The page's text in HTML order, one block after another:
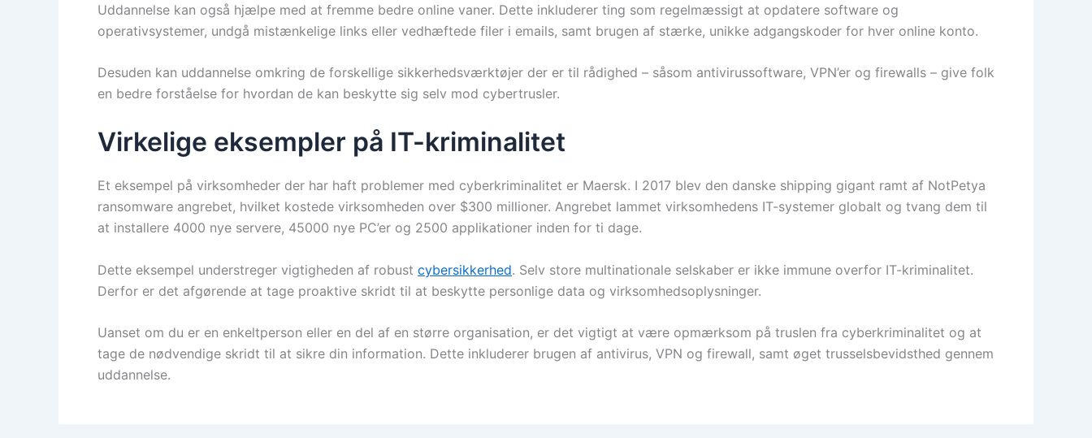
Uddannelse kan også hjælpe med at fremme bedre online vaner. Dette inkluderer ting som regelmæssigt at opdatere software og
operativsystemer, undgå mistænkelige links eller vedhæftede filer i emails, samt brugen af stærke, unikke adgangskoder for hver online konto.
Desuden kan uddannelse omkring de forskellige sikkerhedsværktøjer der er til rådighed – såsom antivirussoftware, VPN’er og firewalls – give folk
en bedre forståelse for hvordan de kan beskytte sig selv mod cybertrusler.
Virkelige eksempler på IT-kriminalitet
Et eksempel på virksomheder der har haft problemer med cyberkriminalitet er Maersk. I 2017 blev den danske shipping gigant ramt af NotPetya
ransomware angrebet, hvilket kostede virksomheden over $300 millioner. Angrebet lammet virksomhedens IT-systemer globalt og tvang dem til
at installere 4000 nye servere, 45000 nye PC’er og 2500 applikationer inden for ti dage.
Dette eksempel understreger vigtigheden af robust cybersikkerhed. Selv store multinationale selskaber er ikke immune overfor IT-kriminalitet.
Derfor er det afgørende at tage proaktive skridt til at beskytte personlige data og virksomhedsoplysninger.
Uanset om du er en enkeltperson eller en del af en større organisation, er det vigtigt at være opmærksom på truslen fra cyberkriminalitet og at
tage de nødvendige skridt til at sikre din information. Dette inkluderer brugen af antivirus, VPN og firewall, samt øget trusselsbevidsthed gennem
uddannelse.